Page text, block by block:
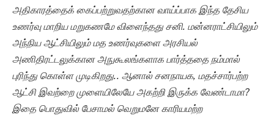
அதிகாரத்தைக் கைப்பற்றுவதற்கான வாய்ப்பாக இந்த தேசிய
உணர்வு மாறிய மறுகணமே விளைந்தது சனி. மன்னராட்சியிலும்
அந்நிய ஆட்சியிலும் மத உணர்வுகளை அரசியல்
அணிதிரட்டலுக்கான அநுகூலங்களாக பார்த்ததை நம்மால்
புரிந்து கொள்ள முடிகிறது.. ஆனால் சனநாயக, மதச்சார்பற்ற
ஆட்சி இவற்றை முளையிலேயே அகற்றி இருக்க வேண்டாமா?
இதை பொதுவில் பேசாமல் வெறுமனே காரியமற்ற